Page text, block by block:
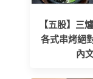
【五股】三
各式串烤絕
內